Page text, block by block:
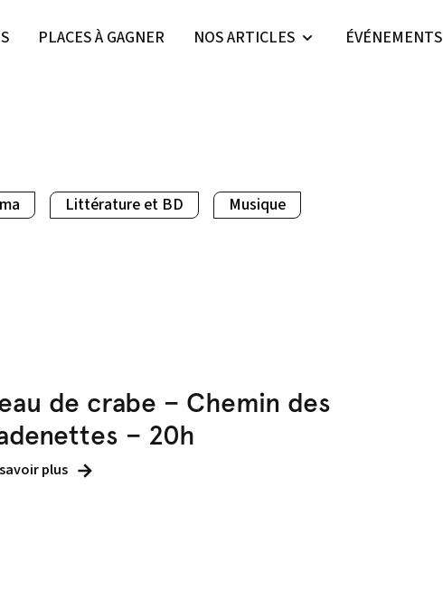
PLACES À GAGNER NOS ARTICLES ÉVÉNEMENTS
Littérature et BD Musique
de crabe – Chemin des
– 20h
plus